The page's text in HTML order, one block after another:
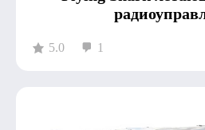
5.0 1